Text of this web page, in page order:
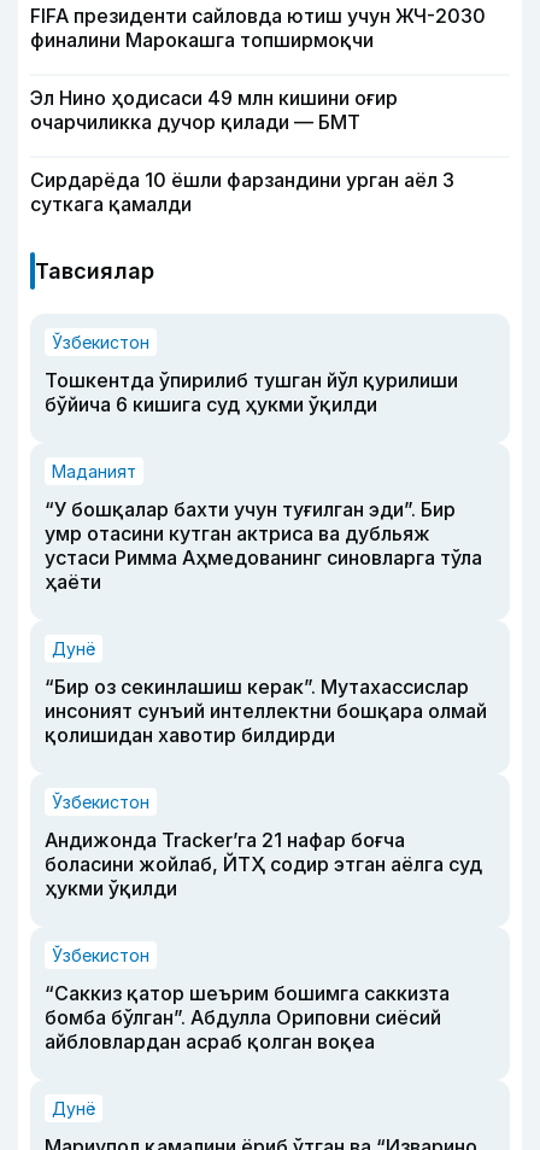
FIFA президенти сайловда ютиш учун ЖЧ-2030
финалини Марокашга топширмоқчи
Эл Нино ҳодисаси 49 млн кишини оғир
очарчиликка дучор қилади — БМТ
Сирдарёда 10 ёшли фарзандини урган аёл 3
суткага қамалди
Тавсиялар
Ўзбекистон
Тошкентда ўпирилиб тушган йўл қурилиши
бўйича 6 кишига суд ҳукми ўқилди
Маданият
“У бошқалар бахти учун туғилган эди”. Бир
умр отасини кутган актриса ва дубльяж
устаси Римма Аҳмедованинг синовларга тўла
ҳаёти
Дунё
“Бир оз секинлашиш керак”. Мутахассислар
инсоният сунъий интеллектни бошқара олмай
қолишидан хавотир билдирди
Ўзбекистон
Андижонда Tracker’га 21 нафар боғча
боласини жойлаб, ЙТҲ содир этган аёлга суд
ҳукми ўқилди
Ўзбекистон
“Саккиз қатор шеърим бошимга саккизта
бомба бўлган”. Абдулла Ориповни сиёсий
айбловлардан асраб қолган воқеа
Дунё